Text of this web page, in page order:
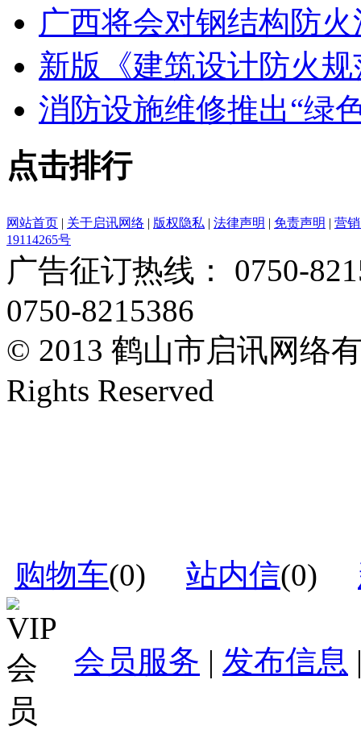
广西将会对钢结构防
新版《建筑设计防火
消防设施维修推出“绿
点击排行
网站首页 | 关于启讯网络 | 版权隐私 | 法律声明 | 免责声明 | 营
19114265号
广告征订热线： 0750-
0750-8215386
© 2013 鹤山市启讯网络
Rights Reserved
购物车(0) 站内信(0)
会员服务 | 发布信息